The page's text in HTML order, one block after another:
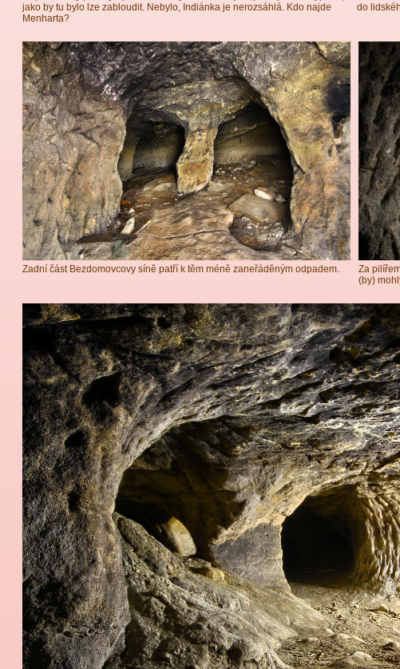
jako by tu bylo lze zabloudit. Nebylo, Indiánka je nerozsáhlá. Kdo najde
Menharta?
do
Zadní část Bezdomovcovy síně patří k těm méně zaneřáděným odpadem.
Za
(by)